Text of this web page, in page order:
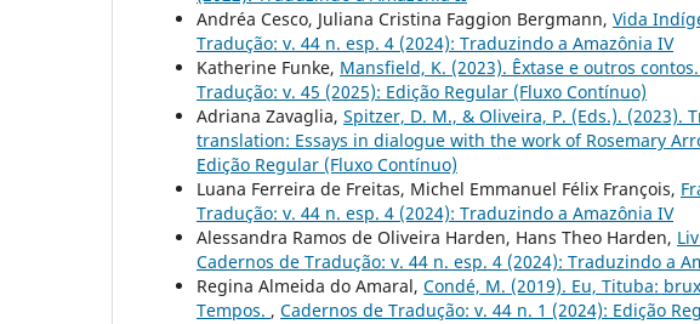
Andréa Cesco, Juliana Cristina Faggion Bergmann, Vida
Tradução: v. 44 n. esp. 4 (2024): Traduzindo a Amazônia IV
Katherine Funke, Mansfield, K. (2023). Êxtase e outros
Tradução: v. 45 (2025): Edição Regular (Fluxo Contínuo)
Adriana Zavaglia, Spitzer, D. M., & Oliveira, P. (Eds.).
translation: Essays in dialogue with the work of Rosemary
Edição Regular (Fluxo Contínuo)
Luana Ferreira de Freitas, Michel Emmanuel Félix François,
Tradução: v. 44 n. esp. 4 (2024): Traduzindo a Amazônia IV
Alessandra Ramos de Oliveira Harden, Hans Theo Harden,
Cadernos de Tradução: v. 44 n. esp. 4 (2024): Traduzindo a
Regina Almeida do Amaral, Condé, M. (2019). Eu, Tituba:
Tempos. , Cadernos de Tradução: v. 44 n. 1 (2024): Edição